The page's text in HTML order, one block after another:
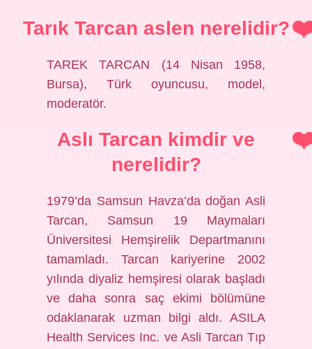
Tarık Tarcan aslen nerelidir?
TAREK TARCAN (14 Nisan 1958,
Bursa), Türk oyuncusu, model,
moderatör.
Aslı Tarcan kimdir ve
nerelidir?
1979’da Samsun Havza’da doğan Asli
Tarcan, Samsun 19 Maymaları
Üniversitesi Hemşirelik Departmanını
tamamladı. Tarcan kariyerine 2002
yılında diyaliz hemşiresi olarak başladı
ve daha sonra saç ekimi bölümüne
odaklanarak uzman bilgi aldı. ASILA
Health Services Inc. ve Asli Tarcan Tıp